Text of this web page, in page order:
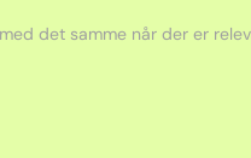
det samme når der er